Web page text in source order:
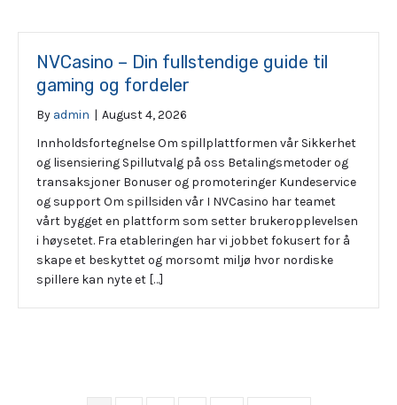
NVCasino – Din fullstendige guide til
gaming og fordeler
By admin | August 4, 2026
Innholdsfortegnelse Om spillplattformen vår Sikkerhet
og lisensiering Spillutvalg på oss Betalingsmetoder og
transaksjoner Bonuser og promoteringer Kundeservice
og support Om spillsiden vår I NVCasino har teamet
vårt bygget en plattform som setter brukeropplevelsen
i høysetet. Fra etableringen har vi jobbet fokusert for å
skape et beskyttet og morsomt miljø hvor nordiske
spillere kan nyte et […]